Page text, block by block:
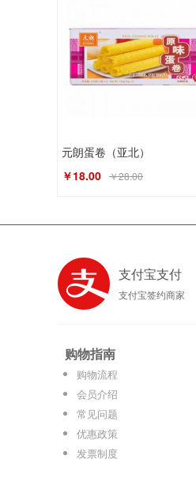
元朗蛋卷（亚北）
￥18.00 ￥28.00
支付宝支付
支付宝签约商家
购物指南
购物流程
会员介绍
常见问题
优惠政策
发票制度